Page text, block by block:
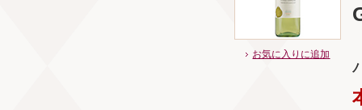
お気に入りに追加